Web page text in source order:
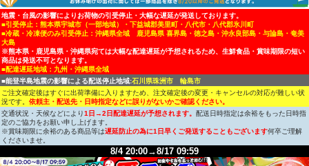
地震・台風の影響によりお荷物の引受停止・大幅な遅延が発送しております。
■引受停止：熊本県宇城市（一部地域）・下益城郡美里町・八代市・八代郡氷川町
■冷蔵・冷凍便のみ引受停止：沖縄県全域 鹿児島県 喜界島・徳之島・沖永良部島・与論島・奄美
大島
※熊本県・鹿児島県・沖縄県宛ては大幅な配達遅延が予想されるため、生鮮食品・賞味期限の短い
商品は発送不可となります。
■配達遅延地域：九州・沖縄県全域
■能登半島地震の影響による配送停止地域:石川県珠洲市 輪島市
ご注文確定後はすぐに出荷準備に入りますため、注文確定後の変更・キャンセルの対応が難しい状
況です。 依頼主・配送先・日時指定などに誤りがないかご確認ください。
交通状況・天候などにより1日→2日配達遅延が予想されます。 配送日時指定は余裕をもった日時指
定のご協力をお願い申し上げます。
※賞味期限に余裕のある商品等は遅延防止の為に1日早くご発送することもございます何卒ご理解
くださいませ。
8/4 20:00→8/17 09:59